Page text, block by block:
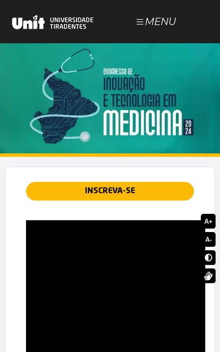
MENU
ESTUDE NA UNIT
DOCUMENTOS
BLOG
Magister
INSCREVA-SE
A+
A-